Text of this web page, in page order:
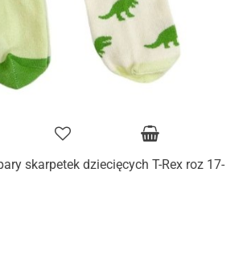
skarpetek dziecięcych T-Rex roz 17-